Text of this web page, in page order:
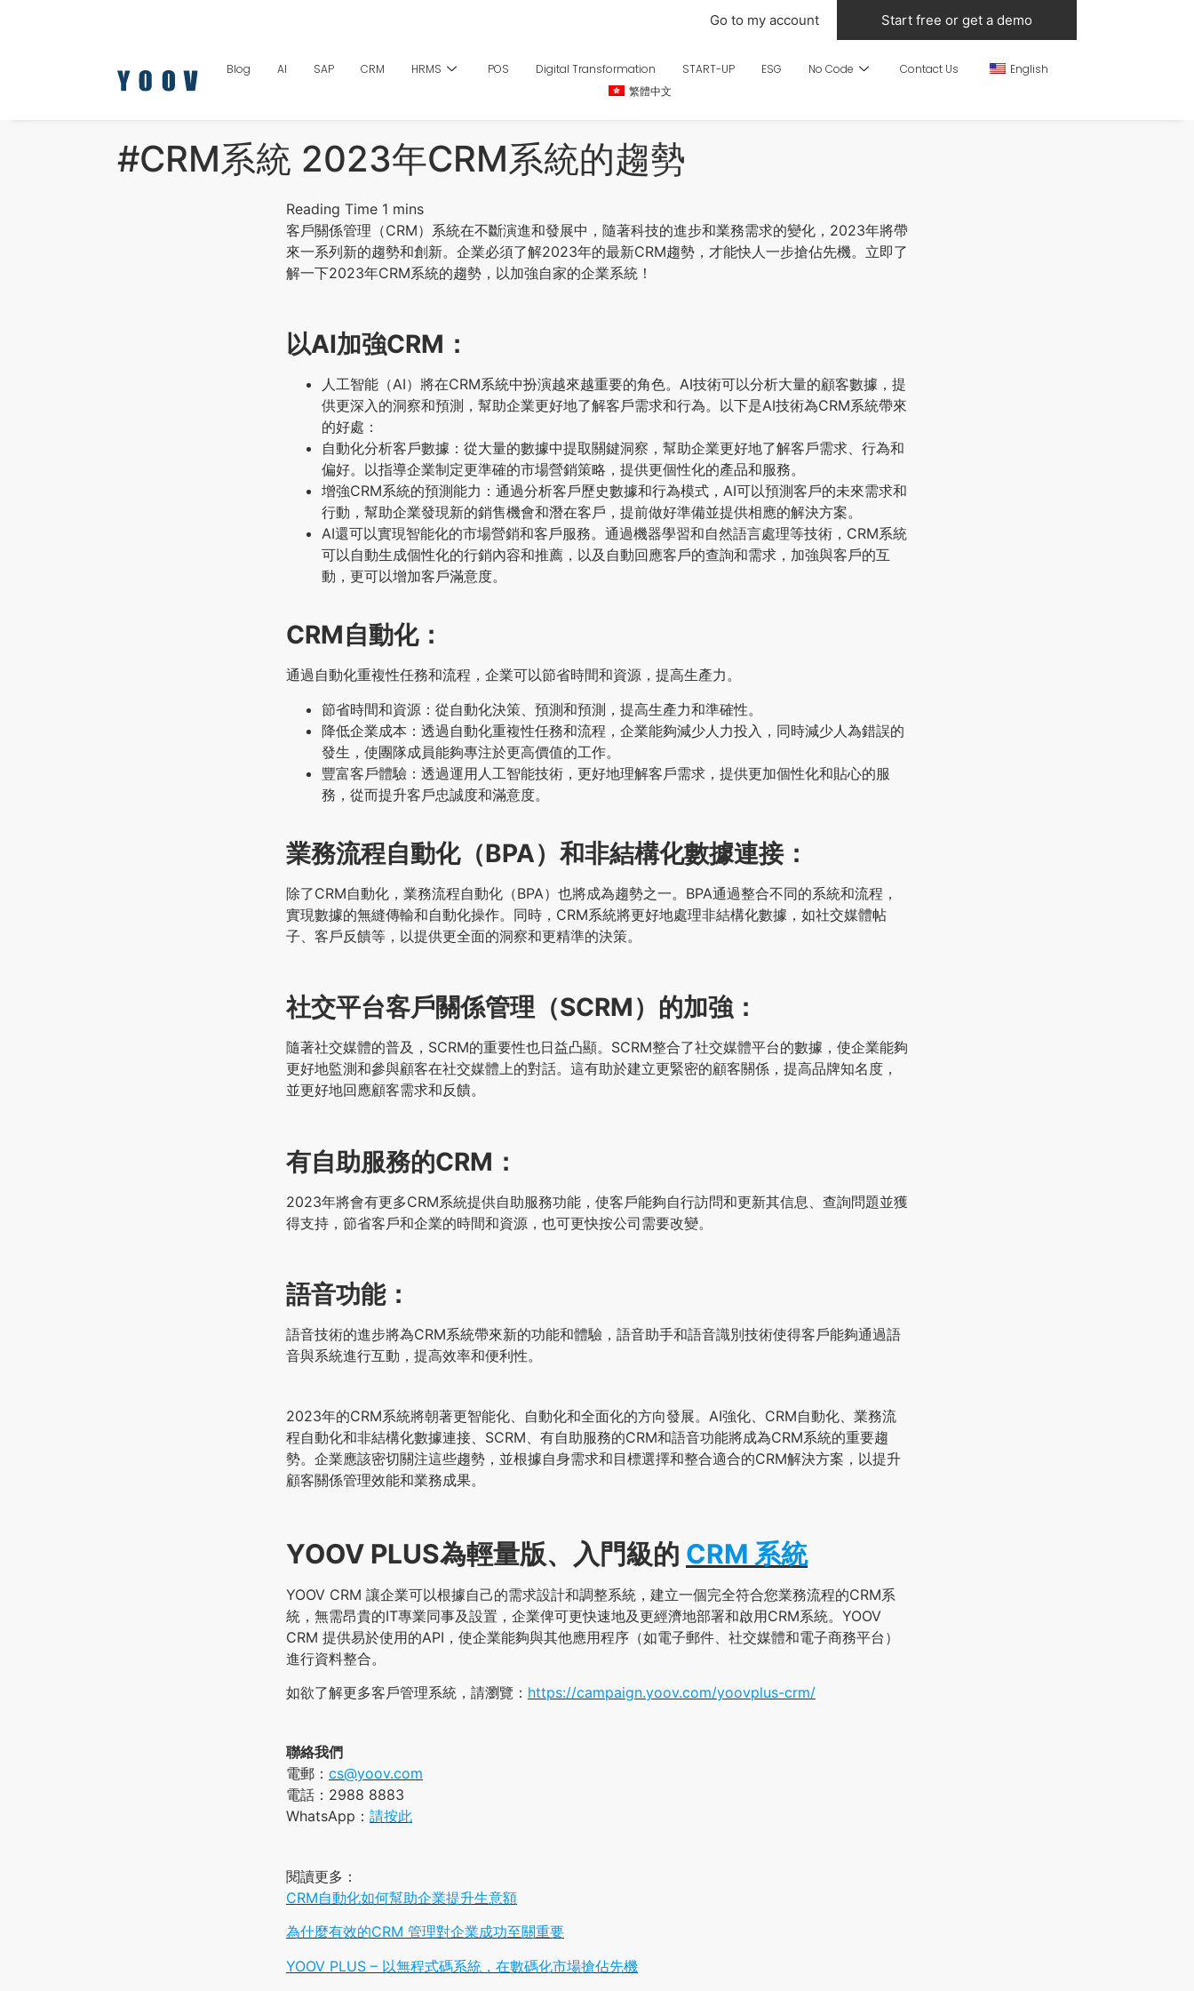
Go to my account Start free or get a demo
Blog AI SAP CRM HRMS POS Digital Transformation START-UP ESG No Code Contact Us
English
繁體中文
#CRM系統 2023年CRM系統的趨勢
客戶關係管理（CRM）系統在不斷演進和發展中，隨著科技的進步和業務需求的變化，2023年將帶
來一系列新的趨勢和創新。企業必須了解2023年的最新CRM趨勢，才能快人一步搶佔先機。立即了
解一下2023年CRM系統的趨勢，以加強自家的企業系統！
以AI加強CRM：
人工智能（AI）將在CRM系統中扮演越來越重要的角色。AI技術可以分析大量的顧客數據，提
供更深入的洞察和預測，幫助企業更好地了解客戶需求和行為。以下是AI技術為CRM系統帶來
的好處：
自動化分析客戶數據：從大量的數據中提取關鍵洞察，幫助企業更好地了解客戶需求、行為和
偏好。以指導企業制定更準確的市場營銷策略，提供更個性化的產品和服務。
增強CRM系統的預測能力：通過分析客戶歷史數據和行為模式，AI可以預測客戶的未來需求和
行動，幫助企業發現新的銷售機會和潛在客戶，提前做好準備並提供相應的解決方案。
AI還可以實現智能化的市場營銷和客戶服務。通過機器學習和自然語言處理等技術，CRM系統
可以自動生成個性化的行銷內容和推薦，以及自動回應客戶的查詢和需求，加強與客戶的互
動，更可以增加客戶滿意度。
CRM自動化：
通過自動化重複性任務和流程，企業可以節省時間和資源，提高生產力。
節省時間和資源：從自動化決策、預測和預測，提高生產力和準確性。
降低企業成本：透過自動化重複性任務和流程，企業能夠減少人力投入，同時減少人為錯誤的
發生，使團隊成員能夠專注於更高價值的工作。
豐富客戶體驗：透過運用人工智能技術，更好地理解客戶需求，提供更加個性化和貼心的服
務，從而提升客戶忠誠度和滿意度。
業務流程自動化（BPA）和非結構化數據連接：
除了CRM自動化，業務流程自動化（BPA）也將成為趨勢之一。BPA通過整合不同的系統和流程，
實現數據的無縫傳輸和自動化操作。同時，CRM系統將更好地處理非結構化數據，如社交媒體帖
子、客戶反饋等，以提供更全面的洞察和更精準的決策。
社交平台客戶關係管理（SCRM）的加強：
隨著社交媒體的普及，SCRM的重要性也日益凸顯。SCRM整合了社交媒體平台的數據，使企業能夠
更好地監測和參與顧客在社交媒體上的對話。這有助於建立更緊密的顧客關係，提高品牌知名度，
並更好地回應顧客需求和反饋。
有自助服務的CRM：
2023年將會有更多CRM系統提供自助服務功能，使客戶能夠自行訪問和更新其信息、查詢問題並獲
得支持，節省客戶和企業的時間和資源，也可更快按公司需要改變。
語音功能：
語音技術的進步將為CRM系統帶來新的功能和體驗，語音助手和語音識別技術使得客戶能夠通過語
音與系統進行互動，提高效率和便利性。
2023年的CRM系統將朝著更智能化、自動化和全面化的方向發展。AI強化、CRM自動化、業務流
程自動化和非結構化數據連接、SCRM、有自助服務的CRM和語音功能將成為CRM系統的重要趨
勢。企業應該密切關注這些趨勢，並根據自身需求和目標選擇和整合適合的CRM解決方案，以提升
顧客關係管理效能和業務成果。
YOOV PLUS為輕量版、入門級的 CRM 系統
YOOV CRM 讓企業可以根據自己的需求設計和調整系統，建立一個完全符合您業務流程的CRM系
統，無需昂貴的IT專業同事及設置，企業俾可更快速地及更經濟地部署和啟用CRM系統。YOOV
CRM 提供易於使用的API，使企業能夠與其他應用程序（如電子郵件、社交媒體和電子商務平台）
進行資料整合。
如欲了解更多客戶管理系統，請瀏覽： https://campaign.yoov.com/yoovplus-crm/
聯絡我們
電郵： cs@yoov.com
電話：2988 8883
WhatsApp： 請按此
閱讀更多：
CRM自動化如何幫助企業提升生意額
為什麼有效的CRM 管理對企業成功至關重要
YOOV PLUS – 以無程式碼系統，在數碼化市場搶佔先機